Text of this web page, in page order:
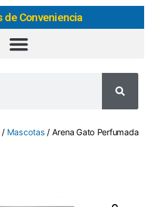
de Conveniencia
/ Mascotas / Arena Gato Perfumada